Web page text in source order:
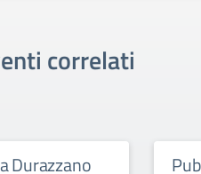
correlati
Durazzano